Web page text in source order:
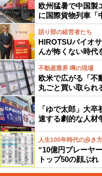
欧州猛暑で中国製
に国際貨物列車「
語り部の経営者たち
HIROTSUバイオ
んが怖くない時代
不動産業界 噂の現場
欧米で広がる「
丸ごと買い取られ
「ゆで太郎」大
速する劇的な人材
人生100年時代の歩き方
“10億円プレーヤ
トップ50の顔ぶれ